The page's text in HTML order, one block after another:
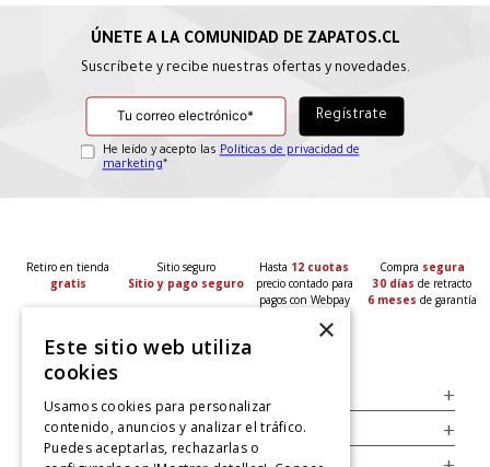
Suscríbete y recibe nuestras ofertas y novedades.
He leído y acepto las Políticas de privacidad de
marketing*
Retiro en tienda
gratis
Sitio seguro
Sitio y pago seguro
Hasta 12 cuotas
precio contado para
pagos con Webpay
Compra segura
30 días de retracto
6 meses de garantía
+
Legal +
×
Este sitio web utiliza
cookies
Usamos cookies para personalizar
contenido, anuncios y analizar el tráfico.
Puedes aceptarlas, rechazarlas o